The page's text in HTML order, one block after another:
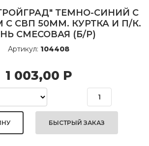
ТЕМНО-СИНИЙ С
CВП 50ММ. КУРТКА И П/К.
СМЕСОВАЯ (Б/Р)
Артикул: 104408
1 003,00 Р
БЫСТРЫЙ ЗАКАЗ